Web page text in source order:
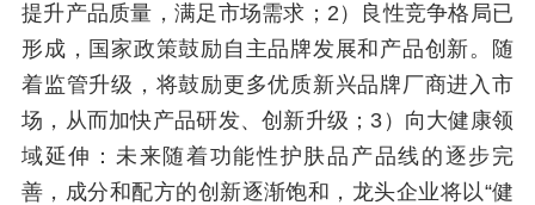
提升产品质量，满足市场需求；2）良性竞争格局已
形成，国家政策鼓励自主品牌发展和产品创新。随
着监管升级，将鼓励更多优质新兴品牌厂商进入市
场，从而加快产品研发、创新升级；3）向大健康领
域延伸：未来随着功能性护肤品产品线的逐步完
善，成分和配方的创新逐渐饱和，龙头企业将以“健